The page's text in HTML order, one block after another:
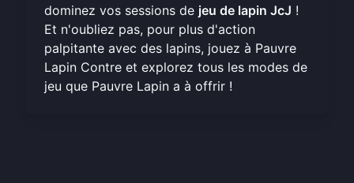
dominez vos sessions de jeu de lapin JcJ !
Et n'oubliez pas, pour plus d'action
palpitante avec des lapins, jouez à Pauvre
Lapin Contre et explorez tous les modes de
jeu que Pauvre Lapin a à offrir !